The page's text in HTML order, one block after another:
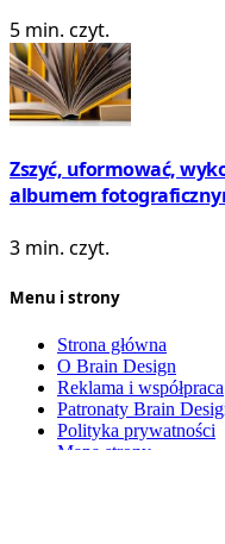
5 min. czyt.
Zszyć, uformować,
albumem
3 min. czyt.
Menu i strony
Strona główna
O Brain Design
Reklama i współpraca
Patronaty Brain
Polityka prywatności
Mapa strony